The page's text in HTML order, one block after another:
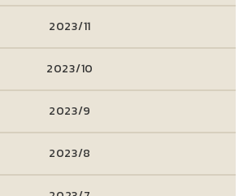
2023/11
2023/10
2023/9
2023/8